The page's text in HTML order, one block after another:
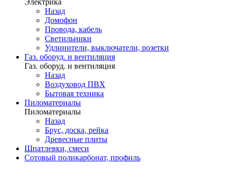
Электрика
Назад
Домофон
Провода, кабель
Светильники
Удлинители, выключатели, розетки
Газ. оборуд. и вентиляция
Газ. оборуд. и вентиляция
Назад
Воздуховод ПВХ
Бытовая техника
Пиломатериалы
Пиломатериалы
Назад
Брус, доска, рейка
Древесные плиты
Шпатлевки, смеси
Сотовый поликарбонат, профиль